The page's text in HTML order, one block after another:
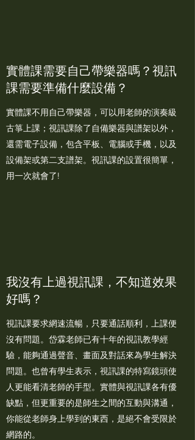
實體課需要自己帶樂器嗎？視訊
課需要準備什麼設備？
實體課不用自己帶樂器，可以用老師的演奏級
古箏上課；視訊課除了自備樂器與譜架以外，
還需電子設備，包含平板、電腦或手機，以及
設備架或第二支譜架。視訊課的設置很簡單，
用一次就會了!
我沒有上過視訊課，不知道效果
好嗎？
視訊課要求網速流暢，只要通話順利，上課便
沒有問題。岱霖老師已有十年的視訊教學經
驗，能夠通過聲音、畫面及對話來為學生解決
問題。也曾有學生表示，視訊課的特寫鏡頭使
人更能看清老師的手型。實體與視訊課各有優
缺點，但更重要的是師生之間的互動與溝通，
你能從老師身上學到的東西，是絕不會受限於
網路的。